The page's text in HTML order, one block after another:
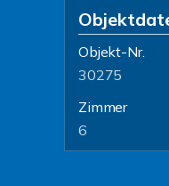
Objekt-Nr.
30275
Zimmer
6